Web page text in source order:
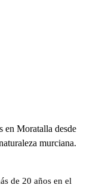
en Moratalla desde
murciana.
de 20 años en el